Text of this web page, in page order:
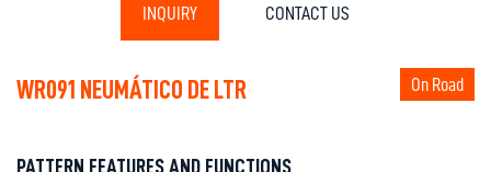
INQUIRY CONTACT US
WR091 NEUMÁTICO DE LTR On Road
PATTERN FEATURES AND FUNCTIONS